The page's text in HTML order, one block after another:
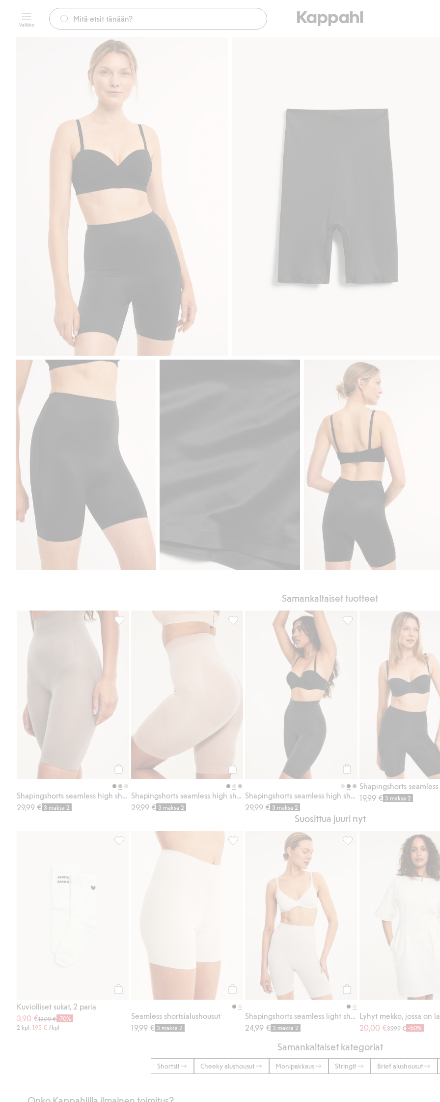
Valikko
Ilmaiset
Samankaltaiset tuotteet
Shapingshorts seamless high shape
29,99 € 3 maksa 2
Shapingshorts seamless high shape, Lisää suosikkeihin
Osta
Shapingshorts seamless high shape
29,99 € 3 maksa 2
Shapingshorts seamless high shape, Lisää suosikkeihin
Shapingshorts seamless high shape
29,99 € 3 maksa 2
Shapingshorts seamless
19,99 € 3 maksa 2
Suosittua juuri nyt
Kuviolliset sukat, 2 paria
3,90 €12,99 € -70%
2 kpl. 1,95 € /kpl
Kuviolliset sukat, 2 paria, Lisää suosikkeihin
Seamless shortsialushousut
19,99 € 3 maksa 2
Seamless shortsialushousut, Lisää suosikkeihin
Shapingshorts seamless light shape
24,99 € 3 maksa 2
Shapingshorts seamless light
Lyhyt mekko, jossa on
20,00 €39,99 € -50%
Samankaltaiset kategoriat
Shortsit Cheeky alushousut Monipakkaus Stringit Brief alushousut